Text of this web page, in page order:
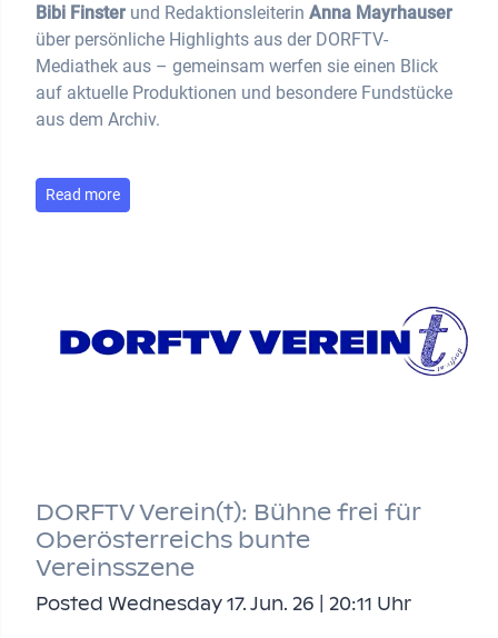
Bibi Finster und Redaktionsleiterin Anna Mayrhauser
über persönliche Highlights aus der DORFTV-
Mediathek aus – gemeinsam werfen sie einen Blick
auf aktuelle Produktionen und besondere Fundstücke
aus dem Archiv.
Read more
DORFTV Verein(t): Bühne frei für
Oberösterreichs bunte
Vereinsszene
Posted Wednesday 17. Jun. 26 | 20:11 Uhr